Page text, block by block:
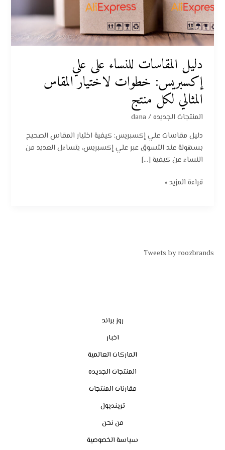
دليل المقاسات للنساء على علي
إكسبريس: خطوات لاختيار المقاس
المثالي لكل منتج
المنتجات الجديده/
dana
دليل مقاسات علي إكسبريس: كيفية اختيار المقاس الصحيح
بسهولة عند التسوق عبر علي إكسبريس، يتساءل العديد من
النساء عن كيفية […]
لاختيار
المقاس
المثالي
لكل
قراءة المزيد »
Tweets by roozbrands
روز براند
اخبار
الماركات العالمية
المنتجات الجديده
مقارنات المنتجات
ترينديول
من نحن
سياسة الخصوصية